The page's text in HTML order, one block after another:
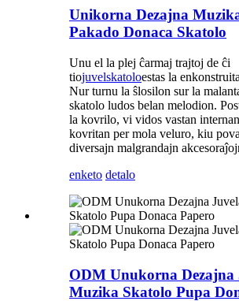
Unikorna Dezajna
Pakado Donaca Skatolo
Unu el la plej ĉarmaj trajtoj de ĉi
tiojuvelskatoloestas la
Nur turnu la ŝlosilon sur la
skatolo ludos belan melodion.
la kovrilo, vi vidos vastan
kovritan per mola veluro, kiu
diversajn malgrandajn
enketo detalo
ODM Unukorna Dezajna
Muzika Skatolo Pupa